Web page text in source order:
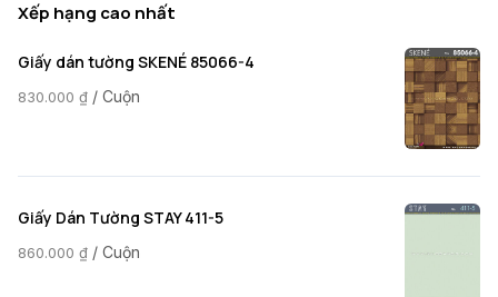
Xếp hạng cao nhất
Giấy dán tường SKENÉ 85066-4
830.000 ₫ / Cuộn
Giấy Dán Tường STAY 411-5
860.000 ₫ / Cuộn